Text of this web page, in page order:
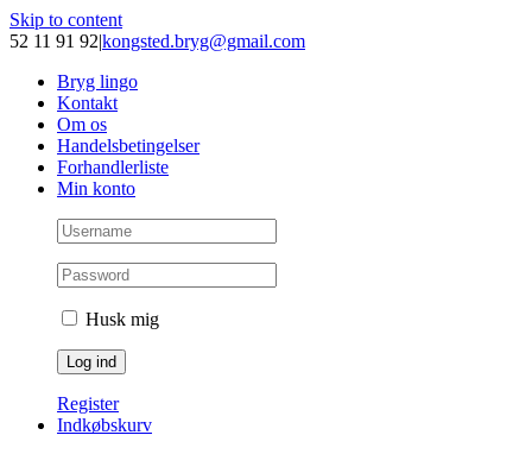
Skip to content
52 11 91 92|kongsted.bryg@gmail.com
Bryg lingo
Kontakt
Om os
Handelsbetingelser
Forhandlerliste
Min konto
Husk mig
Register
Indkøbskurv